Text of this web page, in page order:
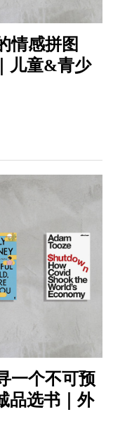
情感拼图
儿童&青少
一个不可预
品选书｜外